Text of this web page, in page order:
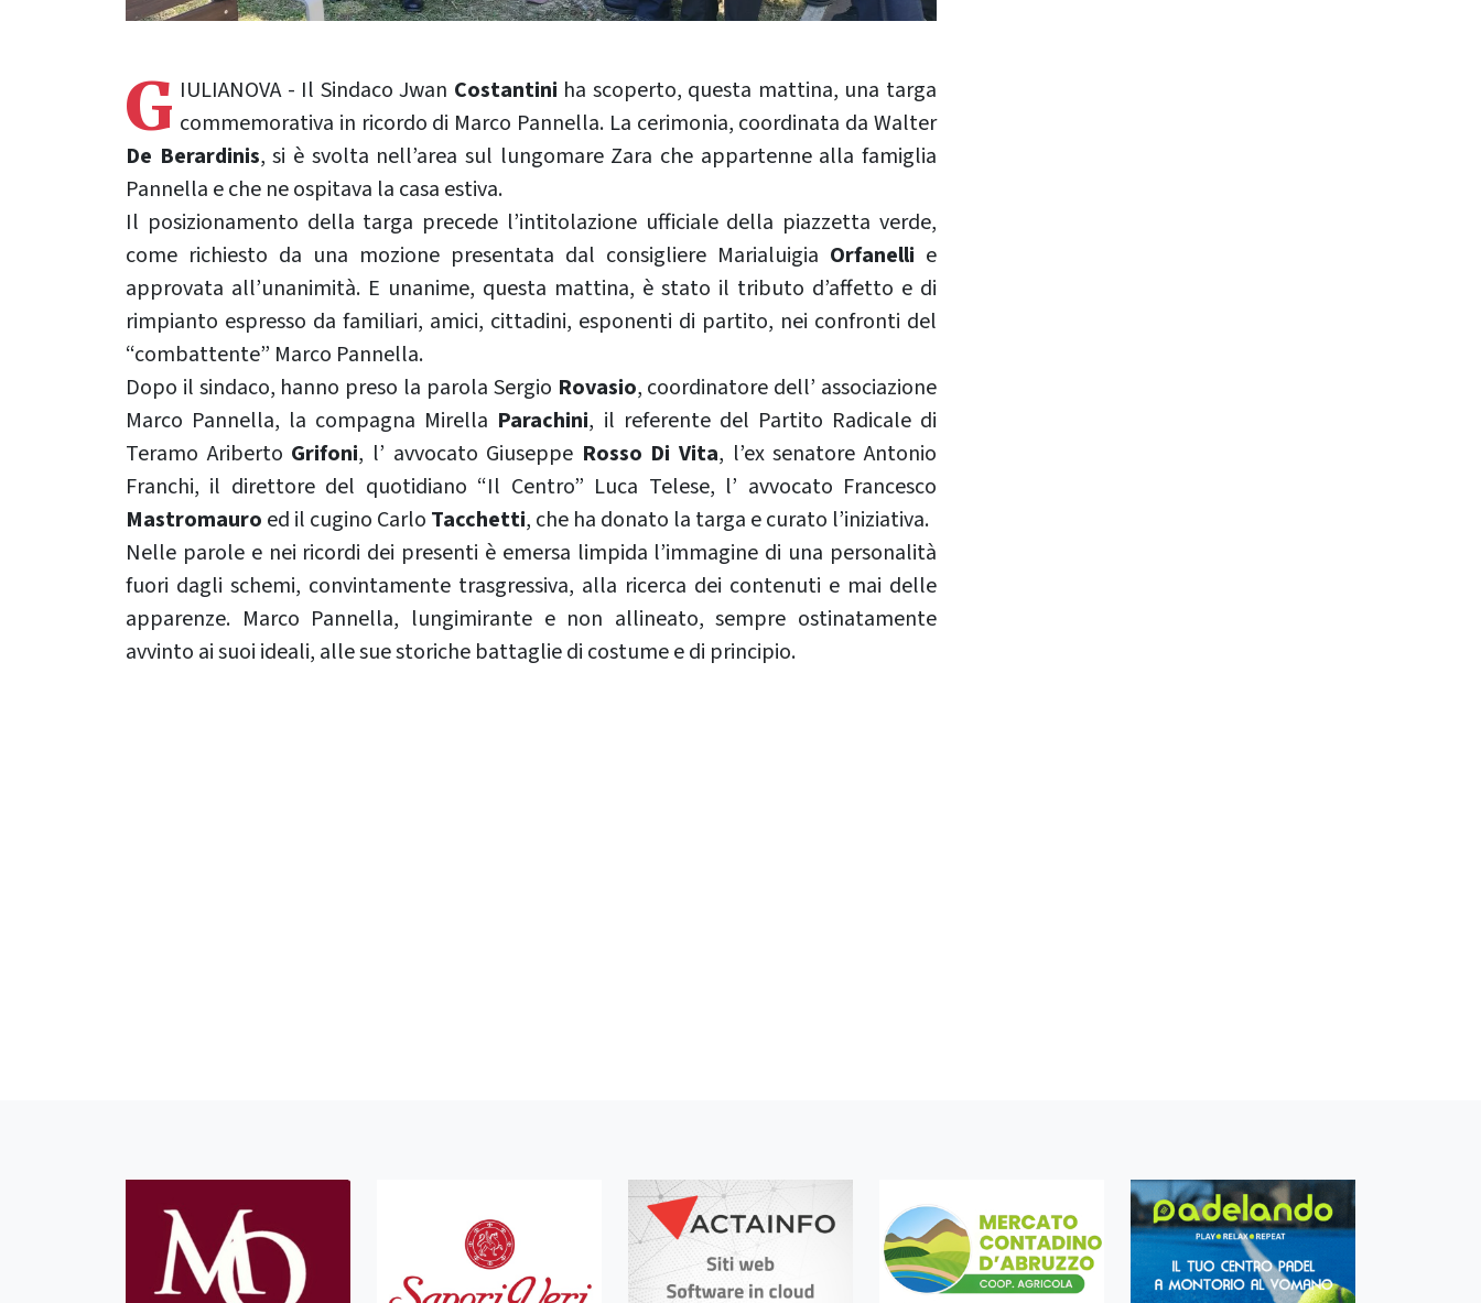
G IULIANOVA - Il Sindaco Jwan Costantini ha scoperto, questa mattina, una targa
commemorativa in ricordo di Marco Pannella. La cerimonia, coordinata da Walter
De Berardinis, si è svolta nell’area sul lungomare Zara che appartenne alla famiglia
Pannella e che ne ospitava la casa estiva.
Il posizionamento della targa precede l’intitolazione ufficiale della piazzetta verde,
come richiesto da una mozione presentata dal consigliere Marialuigia Orfanelli e
approvata all’unanimità. E unanime, questa mattina, è stato il tributo d’affetto e di
rimpianto espresso da familiari, amici, cittadini, esponenti di partito, nei confronti del
“combattente” Marco Pannella.
Dopo il sindaco, hanno preso la parola Sergio Rovasio, coordinatore dell’ associazione
Marco Pannella, la compagna Mirella Parachini, il referente del Partito Radicale di
Teramo Ariberto Grifoni, l’ avvocato Giuseppe Rosso Di Vita, l’ex senatore Antonio
Franchi, il direttore del quotidiano “Il Centro” Luca Telese, l’ avvocato Francesco
Mastromauro ed il cugino Carlo Tacchetti, che ha donato la targa e curato l’iniziativa.
Nelle parole e nei ricordi dei presenti è emersa limpida l’immagine di una personalità
fuori dagli schemi, convintamente trasgressiva, alla ricerca dei contenuti e mai delle
apparenze. Marco Pannella, lungimirante e non allineato, sempre ostinatamente
avvinto ai suoi ideali, alle sue storiche battaglie di costume e di principio.